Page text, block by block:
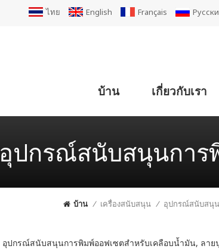
ไทย English Français
บ้าน เกี่ยวกับเรา
อุปกรณ์สนับสนุนการ
บ้าน / เครื่องสนับสนุน / อุปกรณ์สนับสนุ
อุปกรณ์สนับสนุนการพิมพ์ออฟเซตสำหรับเคลือบน้ำมัน, ลา